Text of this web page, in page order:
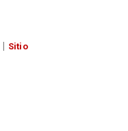
| Sitio